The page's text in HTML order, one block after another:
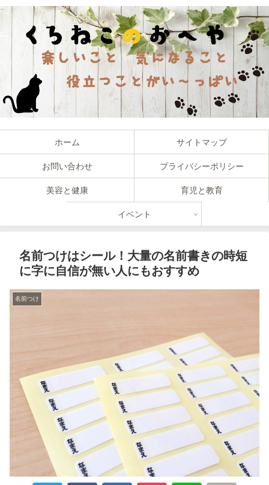
ホーム サイトマップ
お問い合わせ プライバシーポリシー
美容と健康 育児と教育
イベント
名前つけはシール！大量の名前書きの時短
に字に自信が無い人にもおすすめ
名前つけ